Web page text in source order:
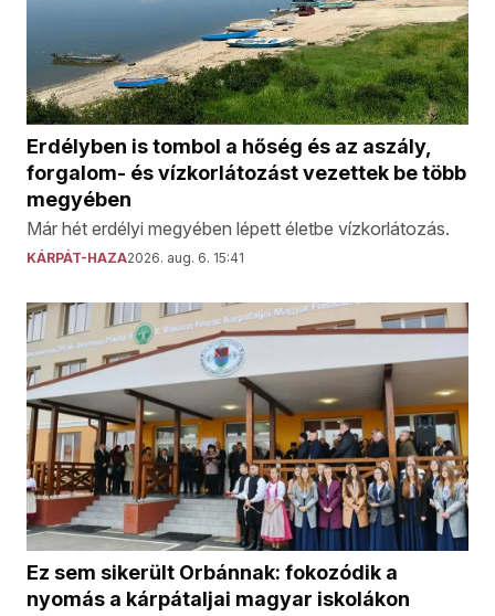
Erdélyben is tombol a hőség és az aszály,
forgalom- és vízkorlátozást vezettek be több
megyében
Már hét erdélyi megyében lépett életbe vízkorlátozás.
KÁRPÁT-HAZA2026. aug. 6. 15:41
Ez sem sikerült Orbánnak: fokozódik a
nyomás a kárpátaljai magyar iskolákon